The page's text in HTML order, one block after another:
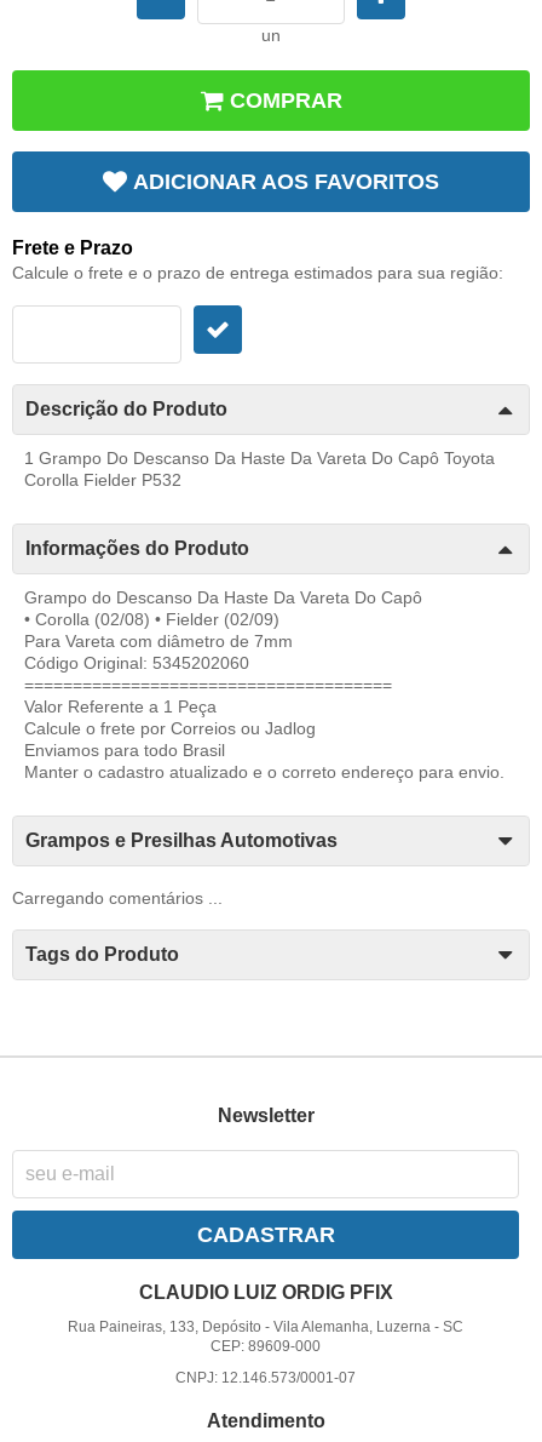
un
COMPRAR
ADICIONAR AOS FAVORITOS
Frete e Prazo
Calcule o frete e o prazo de entrega estimados para sua região:
Descrição do Produto
1 Grampo Do Descanso Da Haste Da Vareta Do Capô Toyota
Corolla Fielder P532
Informações do Produto
Grampo do Descanso Da Haste Da Vareta Do Capô
• Corolla (02/08) • Fielder (02/09)
Para Vareta com diâmetro de 7mm
Código Original: 5345202060
======================================
Valor Referente a 1 Peça
Calcule o frete por Correios ou Jadlog
Enviamos para todo Brasil
Manter o cadastro atualizado e o correto endereço para envio.
Grampos e Presilhas Automotivas
Carregando comentários ...
Tags do Produto
Newsletter
CADASTRAR
CLAUDIO LUIZ ORDIG PFIX
Rua Paineiras, 133, Depósito -Vila Alemanha, Luzerna -SC
CEP: 89609-000
CNPJ: 12.146.573/0001-07
Atendimento